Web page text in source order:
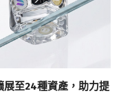
至24種資產，助力提